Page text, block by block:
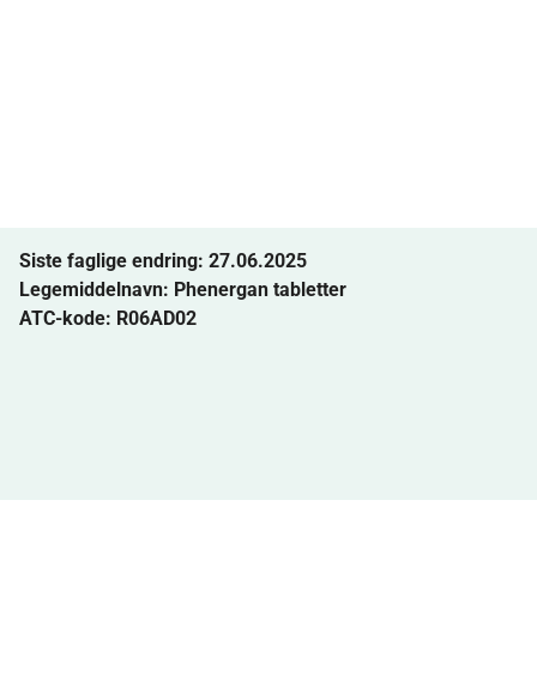
Siste faglige endring: 27.06.2025
Legemiddelnavn: Phenergan tabletter
ATC-kode: R06AD02